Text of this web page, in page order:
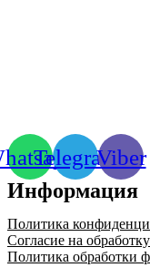
TelegramViber
Информация
Политика
Согласие на
Политика обработки